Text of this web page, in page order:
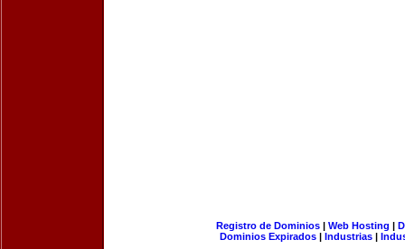
Registro de Dominios| Web Hosting |
Dominios Expirados | Industrias |